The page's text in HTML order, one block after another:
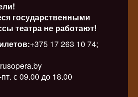
государственными
театра не работают!
+375 17 263 10 74;
с 09.00 до 18.00